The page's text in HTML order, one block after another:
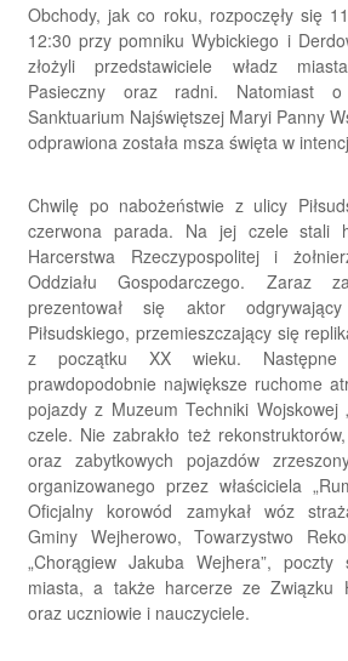
Obchody, jak co roku, rozpoczęły się
12:30 przy pomniku Wybickiego i
złożyli przedstawiciele władz
Pasieczny oraz radni. Natomiast
Sanktuarium Najświętszej Maryi Panny
odprawiona została msza święta w
Chwilę po nabożeństwie z ulicy
czerwona parada. Na jej czele stali
Harcerstwa Rzeczypospolitej i
Oddziału Gospodarczego. Zaraz
prezentował się aktor
Piłsudskiego, przemieszczający się
z początku XX wieku.
prawdopodobnie największe ruchome
pojazdy z Muzeum Techniki Wojskowej
czele. Nie zabrakło też
oraz zabytkowych pojazdów
organizowanego przez właściciela
Oficjalny korowód zamykał wóz
Gminy Wejherowo, Towarzystwo
„Chorągiew Jakuba Wejhera”, poczty
miasta, a także harcerze ze Związku
oraz uczniowie i nauczyciele.